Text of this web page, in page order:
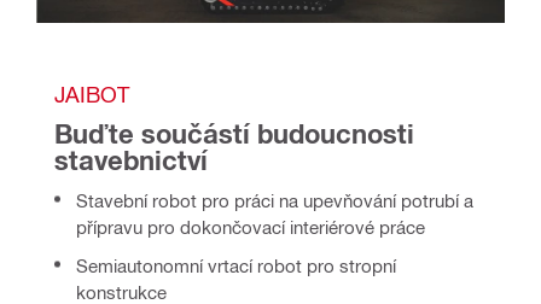
JAIBOT
Buďte součástí budoucnosti
stavebnictví
Stavební robot pro práci na upevňování potrubí a
přípravu pro dokončovací interiérové práce
Semiautonomní vrtací robot pro stropní
konstrukce